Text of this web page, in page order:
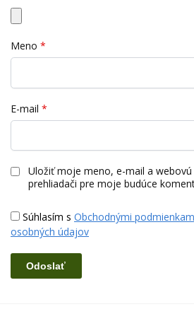
Meno *
E-mail *
Uložiť moje meno, e-mail a
prehliadači pre moje budúce
Súhlasím s Obchodnými
osobných údajov